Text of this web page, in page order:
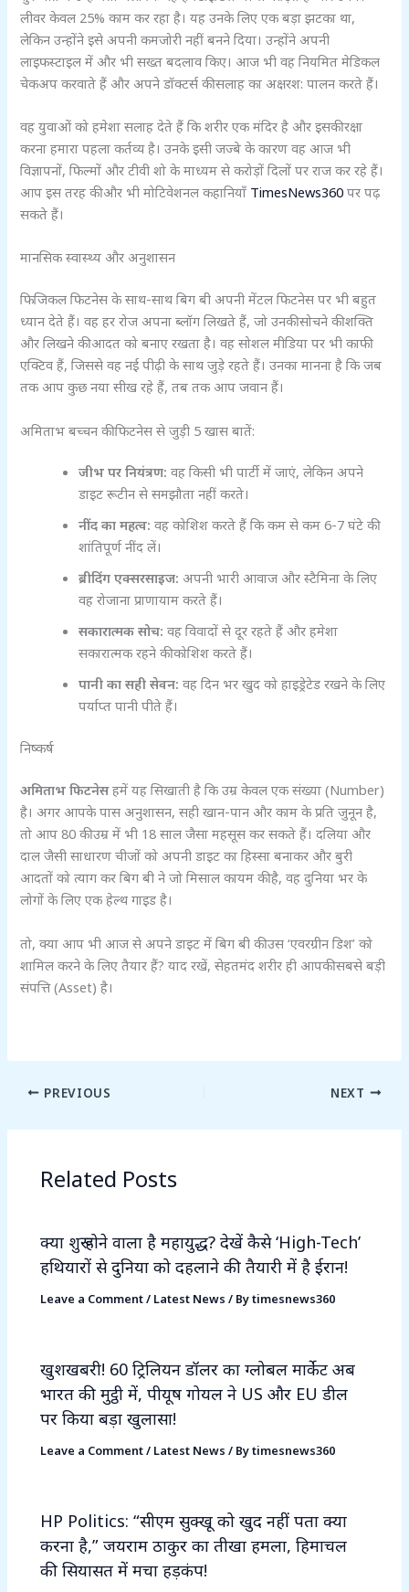
लीवर केवल 25% काम कर रहा है। यह उनके लिए एक बड़ा झटका था,
लेकिन उन्होंने इसे अपनी कमजोरी नहीं बनने दिया। उन्होंने अपनी
लाइफस्टाइल में और भी सख्त बदलाव किए। आज भी वह नियमित मेडिकल
चेकअप करवाते हैं और अपने डॉक्टर्स की सलाह का अक्षरश: पालन करते हैं।
वह युवाओं को हमेशा सलाह देते हैं कि शरीर एक मंदिर है और इसकी रक्षा
करना हमारा पहला कर्तव्य है। उनके इसी जज्बे के कारण वह आज भी
विज्ञापनों, फिल्मों और टीवी शो के माध्यम से करोड़ों दिलों पर राज कर रहे हैं।
आप इस तरह की और भी मोटिवेशनल कहानियाँ TimesNews360 पर पढ़
सकते हैं।
मानसिक स्वास्थ्य और अनुशासन
फिजिकल फिटनेस के साथ-साथ बिग बी अपनी मेंटल फिटनेस पर भी बहुत
ध्यान देते हैं। वह हर रोज अपना ब्लॉग लिखते हैं, जो उनकी सोचने की शक्ति
और लिखने की आदत को बनाए रखता है। वह सोशल मीडिया पर भी काफी
एक्टिव हैं, जिससे वह नई पीढ़ी के साथ जुड़े रहते हैं। उनका मानना है कि जब
तक आप कुछ नया सीख रहे हैं, तब तक आप जवान हैं।
अमिताभ बच्चन की फिटनेस से जुड़ी 5 खास बातें:
जीभ पर नियंत्रण: वह किसी भी पार्टी में जाएं, लेकिन अपने
डाइट रूटीन से समझौता नहीं करते।
नींद का महत्व: वह कोशिश करते हैं कि कम से कम 6-7 घंटे की
शांतिपूर्ण नींद लें।
ब्रीदिंग एक्सरसाइज: अपनी भारी आवाज और स्टैमिना के लिए
वह रोजाना प्राणायाम करते हैं।
सकारात्मक सोच: वह विवादों से दूर रहते हैं और हमेशा
सकारात्मक रहने की कोशिश करते हैं।
पानी का सही सेवन: वह दिन भर खुद को हाइड्रेटेड रखने के लिए
पर्याप्त पानी पीते हैं।
निष्कर्ष
अमिताभ फिटनेसहमें यह सिखाती है कि उम्र केवल एक संख्या (Number)
है। अगर आपके पास अनुशासन, सही खान-पान और काम के प्रति जुनून है,
तो आप 80 की उम्र में भी 18 साल जैसा महसूस कर सकते हैं। दलिया और
दाल जैसी साधारण चीजों को अपनी डाइट का हिस्सा बनाकर और बुरी
आदतों को त्याग कर बिग बी ने जो मिसाल कायम की है, वह दुनिया भर के
लोगों के लिए एक हेल्थ गाइड है।
तो, क्या आप भी आज से अपने डाइट में बिग बी की उस ‘एवरग्रीन डिश’ को
शामिल करने के लिए तैयार हैं? याद रखें, सेहतमंद शरीर ही आपकी सबसे बड़ी
संपत्ति (Asset) है।
PREVIOUS NEXT
Related Posts
क्या शुरू होने वाला है महायुद्ध? देखें कैसे ‘High-Tech’
हथियारों से दुनिया को दहलाने की तैयारी में है ईरान!
Leave a Comment/ Latest News / Bytimesnews360
खुशखबरी! 60 ट्रिलियन डॉलर का ग्लोबल मार्केट अब
भारत की मुट्ठी में, पीयूष गोयल ने US और EU डील
पर किया बड़ा खुलासा!
Leave a Comment/ Latest News / Bytimesnews360
HP Politics: “सीएम सुक्खू को खुद नहीं पता क्या
करना है,” जयराम ठाकुर का तीखा हमला, हिमाचल
की सियासत में मचा हड़कंप!